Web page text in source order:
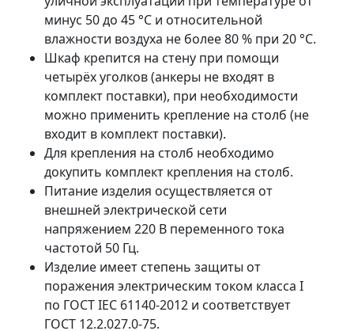
минус 50 до 45 °С и относительной
влажности воздуха не более 80 % при 20 °С.
Шкаф крепится на стену при помощи
четырёх уголков (анкеры не входят в
комплект поставки), при необходимости
можно применить крепление на столб (не
входит в комплект поставки).
Для крепления на столб необходимо
докупить комплект крепления на столб.
Питание изделия осуществляется от
внешней электрической сети
напряжением 220 В переменного тока
частотой 50 Гц.
Изделие имеет степень защиты от
поражения электрическим током класса I
по ГОСТ IEC 61140-2012 и соответствует
ГОСТ 12.2.027.0-75.